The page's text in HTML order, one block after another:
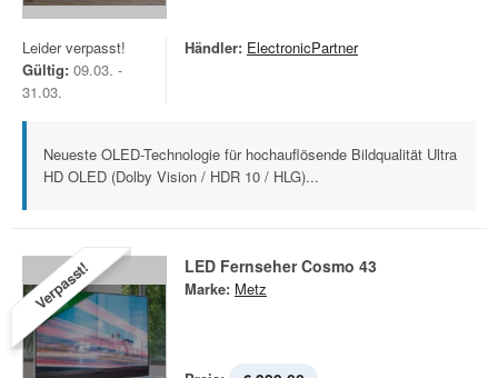
Leider verpasst!
Gültig: 09.03. -
31.03.
Händler: ElectronicPartner
Neueste OLED-Technologie für hochauflösende Bildqualität Ultra
HD OLED (Dolby Vision / HDR 10 / HLG)...
Verpasst! LED Fernseher Cosmo 43
Marke: Metz